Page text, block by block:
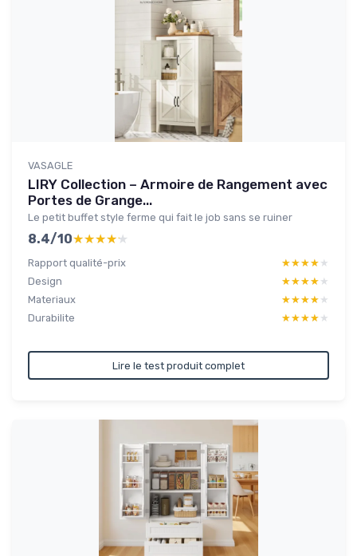
VASAGLE
LIRY Collection – Armoire de Rangement avec
Portes de Grange...
Le petit buffet style ferme qui fait le job sans se ruiner
8.4/10★★★★★
★★★★★
Rapport qualité-prix ★★★★★
★★★★★
Design
★★★★★
★★★★★
Materiaux
★★★★★
★★★★★
Durabilite
★★★★★
★★★★★
Lire le test produit complet